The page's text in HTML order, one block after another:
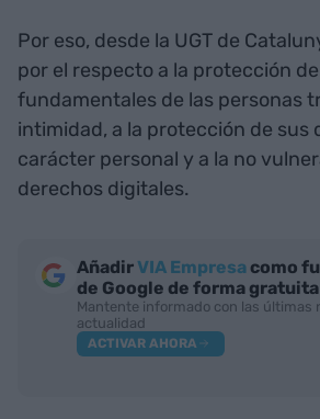
Por eso, desde la UGT de
por el respecto a la protección
fundamentales de las personas
intimidad, a la protección de sus
carácter personal y a la no
derechos digitales.
AñadirVIA Empresa como
de Google de forma gratuita
Mantente informado con las últimas
actualidad
ACTIVAR AHORA